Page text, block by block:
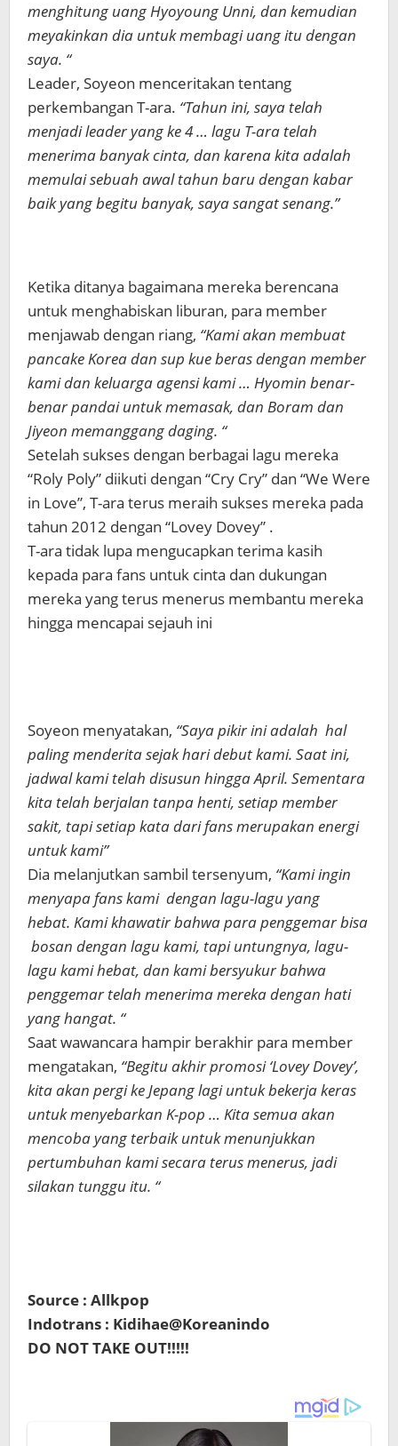
menghitung uang Hyoyoung Unni, dan kemudian
meyakinkan dia untuk membagi uang itu dengan
saya. “
Leader, Soyeon menceritakan tentang
perkembangan T-ara. “Tahun ini, saya telah
menjadi leader yang ke 4 … lagu T-ara telah
menerima banyak cinta, dan karena kita adalah
memulai sebuah awal tahun baru dengan kabar
baik yang begitu banyak, saya sangat senang.”
Ketika ditanya bagaimana mereka berencana
untuk menghabiskan liburan, para member
menjawab dengan riang, “Kami akan membuat
pancake Korea dan sup kue beras dengan member
kami dan keluarga agensi kami … Hyomin benar-
benar pandai untuk memasak, dan Boram dan
Jiyeon memanggang daging. “
Setelah sukses dengan berbagai lagu mereka
“Roly Poly” diikuti dengan “Cry Cry” dan “We Were
in Love”, T-ara terus meraih sukses mereka pada
tahun 2012 dengan “Lovey Dovey” .
T-ara tidak lupa mengucapkan terima kasih
kepada para fans untuk cinta dan dukungan
mereka yang terus menerus membantu mereka
hingga mencapai sejauh ini
Soyeon menyatakan, “Saya pikir ini adalah hal
paling menderita sejak hari debut kami. Saat ini,
jadwal kami telah disusun hingga April. Sementara
kita telah berjalan tanpa henti, setiap member
sakit, tapi setiap kata dari fans merupakan energi
untuk kami”
Dia melanjutkan sambil tersenyum, “Kami ingin
menyapa fans kami dengan lagu-lagu yang
hebat. Kami khawatir bahwa para penggemar bisa
bosan dengan lagu kami, tapi untungnya, lagu-
lagu kami hebat, dan kami bersyukur bahwa
penggemar telah menerima mereka dengan hati
yang hangat. “
Saat wawancara hampir berakhir para member
mengatakan, “Begitu akhir promosi ‘Lovey Dovey’,
kita akan pergi ke Jepang lagi untuk bekerja keras
untuk menyebarkan K-pop … Kita semua akan
mencoba yang terbaik untuk menunjukkan
pertumbuhan kami secara terus menerus, jadi
silakan tunggu itu. “
Source : Allkpop
Indotrans : Kidihae@Koreanindo
DO NOT TAKE OUT!!!!!